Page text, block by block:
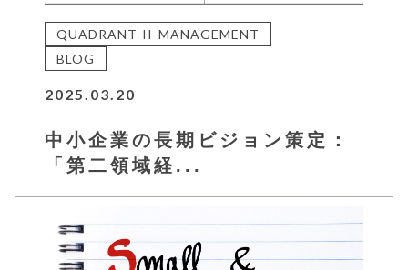
QUADRANT-II-MANAGEMENT
BLOG
2025.03.20
中小企業の長期ビジョン策定：
「第二領域経...